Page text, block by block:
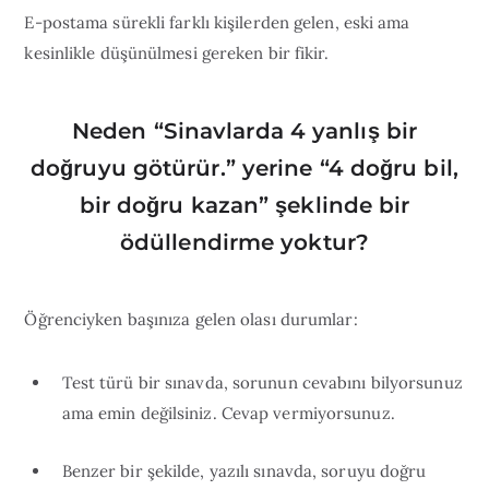
E-postama sürekli farklı kişilerden gelen, eski ama
kesinlikle düşünülmesi gereken bir fikir.
Neden “Sinavlarda 4 yanlış bir
doğruyu götürür.” yerine “4 doğru bil,
bir doğru kazan” şeklinde bir
ödüllendirme yoktur?
Öğrenciyken başınıza gelen olası durumlar:
Test türü bir sınavda, sorunun cevabını bilyorsunuz
ama emin değilsiniz. Cevap vermiyorsunuz.
Benzer bir şekilde, yazılı sınavda, soruyu doğru